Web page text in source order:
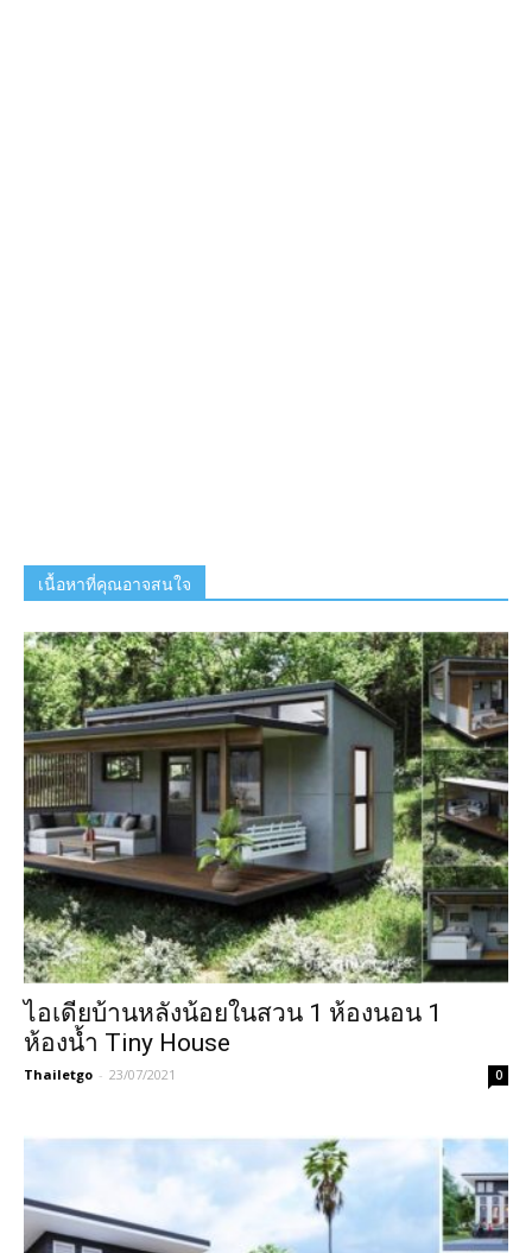
เนื้อหาที่คุณอาจสนใจ
ไอเดียบ้านหลังน้อยในสวน 1 ห้องนอน 1
ห้องน้ำ Tiny House
Thailetgo - 23/07/2021 0